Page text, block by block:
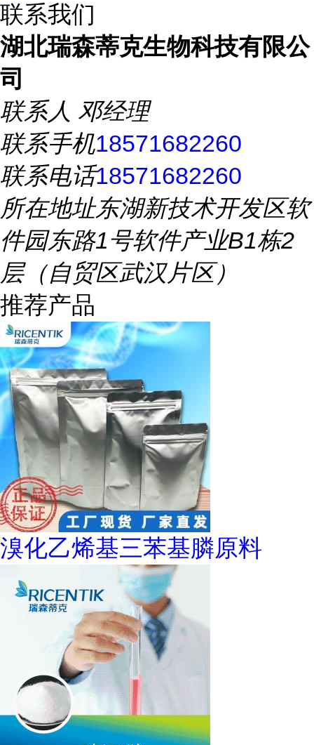
联系我们
湖北瑞森蒂克生物科技有限公
司
联系人 邓经理
联系手机18571682260
联系电话18571682260
所在地址东湖新技术开发区软
件园东路1号软件产业B1栋2
层（自贸区武汉片区）
推荐产品
溴化乙烯基三苯基膦原料